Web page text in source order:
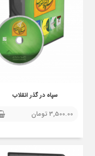
سپاه در گذر انقلاب
3,500.00تومان